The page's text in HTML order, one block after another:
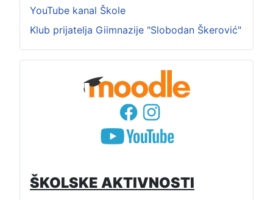
YouTube kanal Škole
Klub prijatelja Giimnazije "Slobodan Škerović"
ŠKOLSKE AKTIVNOSTI